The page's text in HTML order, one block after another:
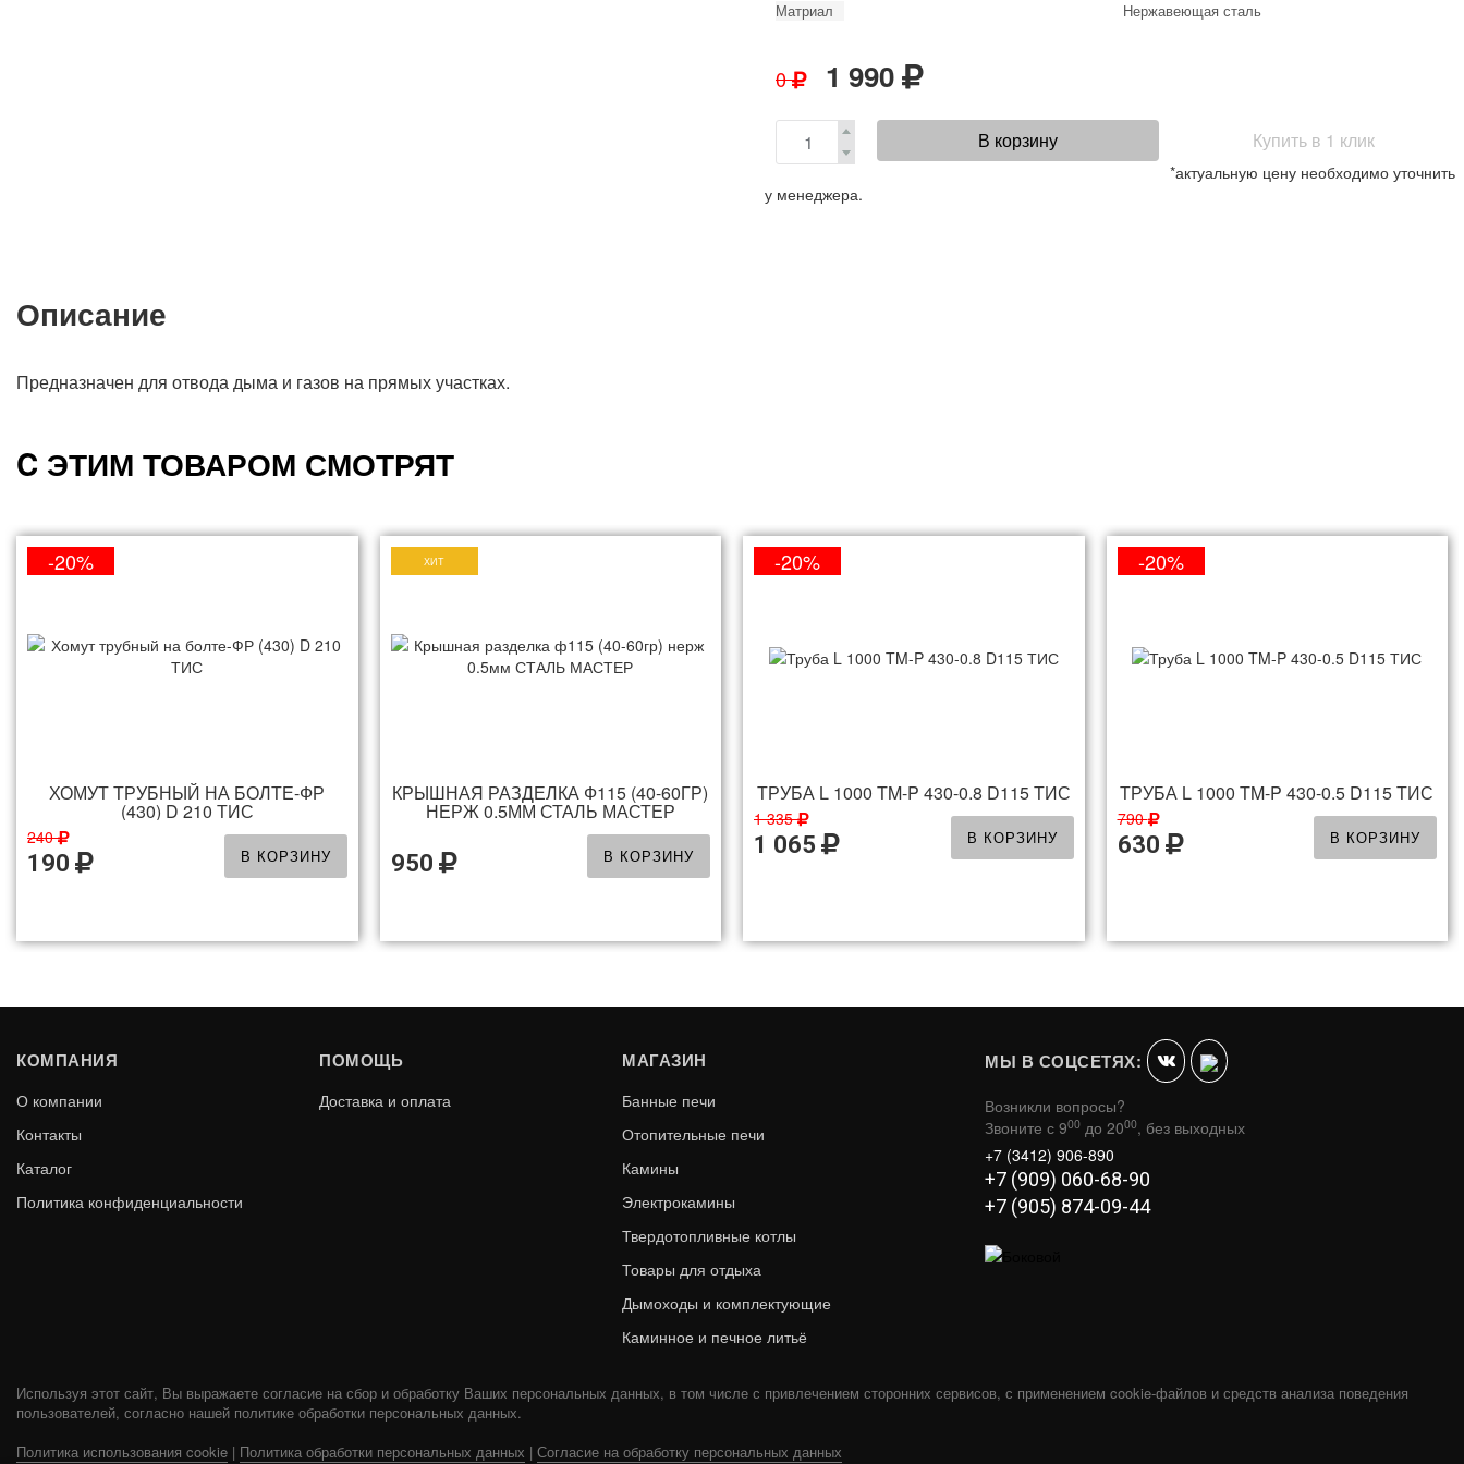
Матриал
Нержавеющая сталь
0 1 990
В корзину Купить в 1 клик
*актуальную цену необходимо уточнить
у менеджера.
Описание
Предназначен для отвода дыма и газов на прямых участках.
C ЭТИМ ТОВАРОМ СМОТРЯТ
-20%
ХОМУТ ТРУБНЫЙ НА БОЛТЕ-ФР
(430) D 210 ТИС
240
190 В КОРЗИНУ
ХИТ
КРЫШНАЯ РАЗДЕЛКА Ф115 (40-60ГР)
НЕРЖ 0.5ММ СТАЛЬ МАСТЕР
950 В КОРЗИНУ
-20%
ТРУБА L 1000 TM-P 430-0.8 D115 ТИС
1 335
1 065 В КОРЗИНУ
-20%
ТРУБА L 1000 TM-P 430-0.5 D115 ТИС
790
630 В КОРЗИНУ
ШИБЕР-ПОВОРОТНЫЙ - 115 - 0.15 М -
НЕРЖ 1 ММ. СТАЛЬ МАСТЕР
ШИБЕР ШМ(М)-Р 430- 0.8ММ 115D
1 040
830
-19%
КОМПАНИЯ
О компании
Контакты
Каталог
Политика конфиденциальности
ПОМОЩЬ
Доставка и оплата
МАГАЗИН
Банные печи
Отопительные печи
Камины
Электрокамины
Твердотопливные котлы
Товары для отдыха
Дымоходы и комплектующие
Каминное и печное литьё
МЫ В СОЦСЕТЯХ:
Возникли вопросы?
Звоните с 900 до 2000, без выходных
+7 (3412) 906-890
+7 (909) 060-68-90
+7 (905) 874-09-44
Используя этот сайт, Вы выражаете согласие на сбор и обработку Ваших персональных данных, в том числе с привлечением сторонних сервисов, с применением cookie-файлов и средств анализа поведения
пользователей, согласно нашей политике обработки персональных данных.
Политика использования cookie | Политика обработки персональных данных | Согласие на обработку персональных данных